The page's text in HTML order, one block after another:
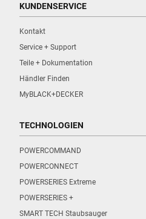
KUNDENSERVICE
Kontakt
Service + Support
Teile + Dokumentation
Händler Finden
MyBLACK+DECKER
TECHNOLOGIEN
POWERCOMMAND
POWERCONNECT
POWERSERIES Extreme
POWERSERIES +
SMART TECH Staubsauger